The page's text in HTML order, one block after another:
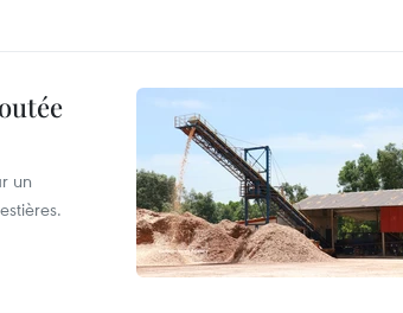
un